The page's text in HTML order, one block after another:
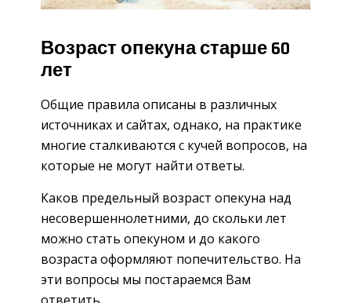
Возраст опекуна старше 60
лет
Общие правила описаны в различных
источниках и сайтах, однако, на практике
многие сталкиваются с кучей вопросов, на
которые не могут найти ответы.
Каков предельный возраст опекуна над
несовершеннолетними, до скольки лет
можно стать опекуном и до какого
возраста оформляют попечительство. На
эти вопросы мы постараемся Вам